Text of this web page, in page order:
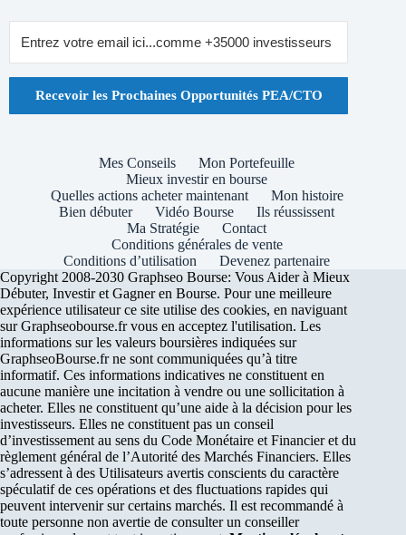
Recevoir les Prochaines Opportunités PEA/CTO
Mes Conseils
Mon Portefeuille
Mieux investir en bourse
Quelles actions acheter maintenant
Mon histoire
Bien débuter
Vidéo Bourse
Ils réussissent
Ma Stratégie
Contact
Conditions générales de vente
Conditions d’utilisation
Devenez partenaire
Copyright 2008-2030 Graphseo Bourse: Vous Aider à Mieux
Débuter, Investir et Gagner en Bourse. Pour une meilleure
expérience utilisateur ce site utilise des cookies, en naviguant
sur Graphseobourse.fr vous en acceptez l'utilisation. Les
informations sur les valeurs boursières indiquées sur
GraphseoBourse.fr ne sont communiquées qu’à titre
informatif. Ces informations indicatives ne constituent en
aucune manière une incitation à vendre ou une sollicitation à
acheter. Elles ne constituent qu’une aide à la décision pour les
investisseurs. Elles ne constituent pas un conseil
d’investissement au sens du Code Monétaire et Financier et du
règlement général de l’Autorité des Marchés Financiers. Elles
s’adressent à des Utilisateurs avertis conscients du caractère
spéculatif de ces opérations et des fluctuations rapides qui
peuvent intervenir sur certains marchés. Il est recommandé à
toute personne non avertie de consulter un conseiller